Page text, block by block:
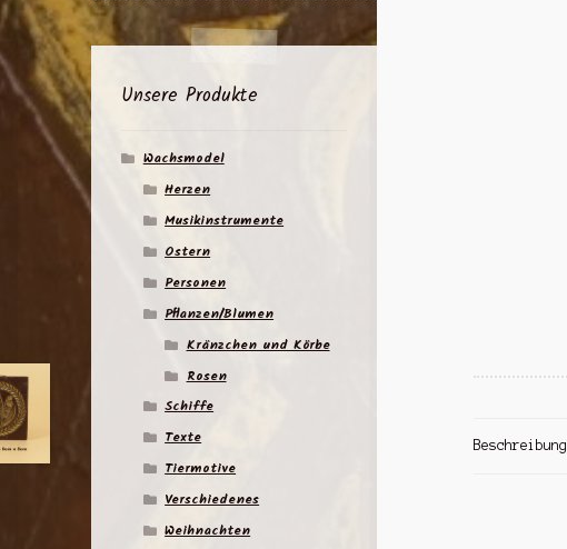
Beschreibung
Unsere Produkte
Wachsmodel
Herzen
Musikinstrumente
Ostern
Personen
Pflanzen/Blumen
Kränzchen und Körbe
Rosen
Schiffe
Texte
Tiermotive
Verschiedenes
Weihnachten